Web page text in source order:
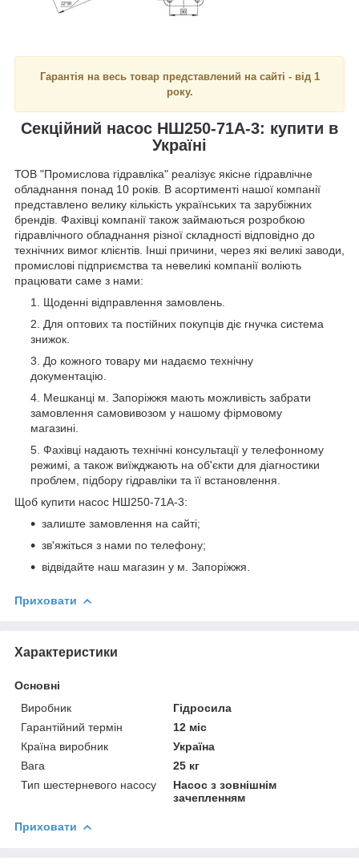
Гарантія на весь товар представлений на сайті - від 1
року.
Секційний насос НШ250-71А-3: купити в
Україні
ТОВ "Промислова гідравліка" реалізує якісне гідравлічне
обладнання понад 10 років. В асортименті нашої компанії
представлено велику кількість українських та зарубіжних
брендів. Фахівці компанії також займаються розробкою
гідравлічного обладнання різної складності відповідно до
технічних вимог клієнтів. Інші причини, через які великі заводи,
промислові підприємства та невеликі компанії воліють
працювати саме з нами:
Щоденні відправлення замовлень.
Для оптових та постійних покупців діє гнучка система
знижок.
До кожного товару ми надаємо технічну
документацію.
Мешканці м. Запоріжжя мають можливість забрати
замовлення самовивозом у нашому фірмовому
магазині.
Фахівці надають технічні консультації у телефонному
режимі, а також виїжджають на об'єкти для діагностики
проблем, підбору гідравліки та її встановлення.
Щоб купити насос НШ250-71А-3:
залиште замовлення на сайті;
зв'яжіться з нами по телефону;
відвідайте наш магазин у м. Запоріжжя.
Приховати
Характеристики
Основні
Виробник
Гідросила
Гарантійний термін
12 міс
Країна виробник
Україна
Вага
25 кг
Тип шестерневого насосу
Насос з зовнішнім
зачепленням
Приховати